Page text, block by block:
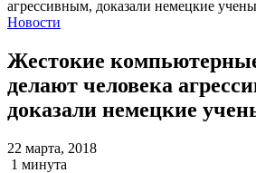
Новости
Жестокие
делают человека
доказали немецкие
22 марта, 2018
1 минута